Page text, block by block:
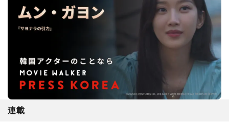
連載